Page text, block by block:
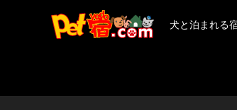
犬と泊まれる